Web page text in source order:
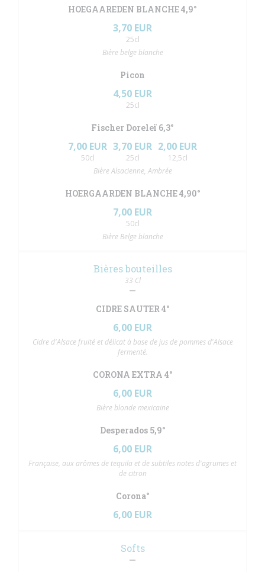
HOEGAAREDEN BLANCHE 4,9°
3,70 EUR
25cl
Bière belge blanche
Picon
4,50 EUR
25cl
Fischer Doreleï 6,3°
7,00 EUR
50cl
3,70 EUR
25cl
2,00 EUR
12,5cl
Bière Alsacienne, Ambrée
HOERGAARDEN BLANCHE 4,90°
7,00 EUR
50cl
Bière Belge blanche
Bières bouteilles
33 Cl
CIDRE SAUTER 4°
6,00 EUR
Cidre d'Alsace fruité et délicat à base de jus de pommes d'Alsace
fermenté.
CORONA EXTRA 4°
6,00 EUR
Bière blonde mexicaine
Desperados 5,9°
6,00 EUR
Française, aux arômes de tequila et de subtiles notes d'agrumes et
de citron
Corona°
6,00 EUR
Softs